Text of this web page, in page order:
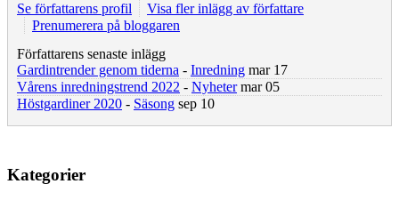
Se författarens profil
Visa fler inlägg av författare
Prenumerera på bloggaren
Författarens senaste inlägg
Gardintrender genom tiderna - Inredning mar 17
Vårens inredningstrend 2022 - Nyheter mar 05
Höstgardiner 2020 - Säsong sep 10
Kategorier